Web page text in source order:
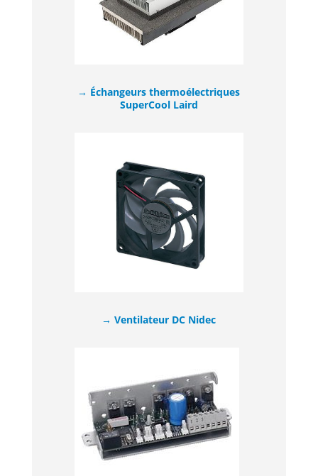
→ Échangeurs thermoélectriques
SuperCool Laird
→ Ventilateur DC Nidec​